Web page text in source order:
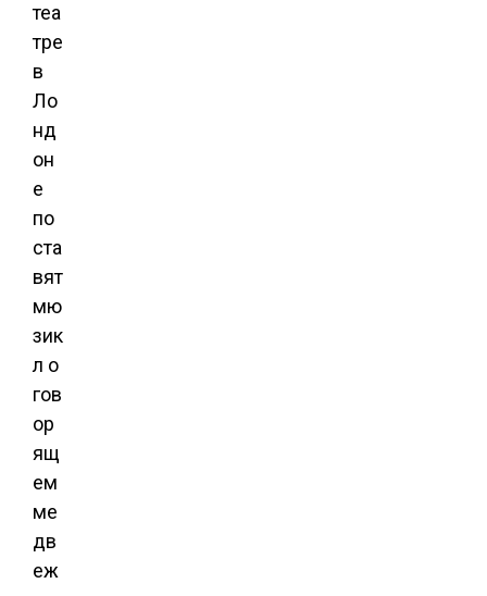
теа
тре
в
Ло
нд
он
е
по
ста
вят
мю
зик
л о
гов
ор
ящ
ем
ме
дв
еж